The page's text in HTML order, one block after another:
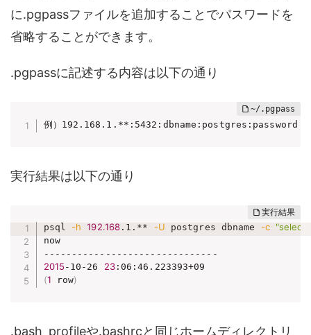
に.pgpassファイルを追加することでパスワードを
省略することができます。
.pgpassに記述する内容は以下の通り
例）192.168.1.**:5432:dbname:postgres:password
実行結果は以下の通り
psql -h 192.168 .1.** -U postgres dbname -c "select
now
2015 -10-26 23
(1 row)
.bash_profileや.bashrcと同じホームディレクトリ